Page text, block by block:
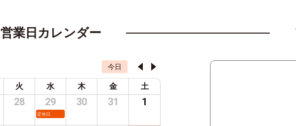
営業日カレンダー
今日
火 水 木 金 土
28 29
定休日
30 31 1